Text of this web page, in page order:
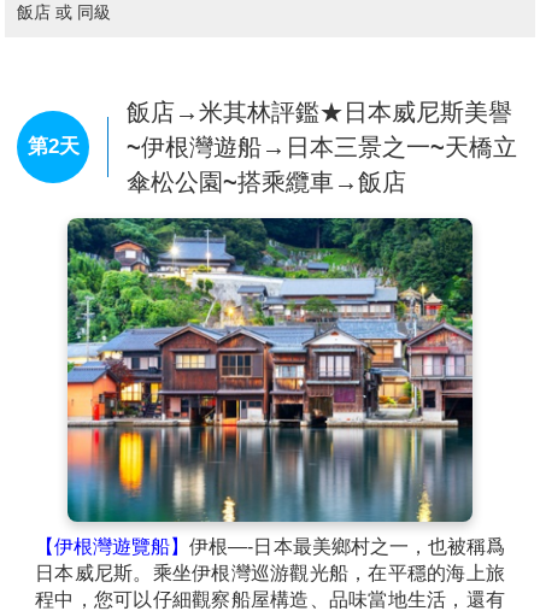
飯店 或 同級
第2天
飯店→米其林評鑑★日本威尼斯美譽
~伊根灣遊船→日本三景之一~天橋立
傘松公園~搭乘纜車→飯店
【伊根灣遊覽船】伊根—-日本最美鄉村之一，也被稱爲
日本威尼斯。乘坐伊根灣巡游觀光船，在平穩的海上旅
程中，您可以仔細觀察船屋構造、品味當地生活，還有